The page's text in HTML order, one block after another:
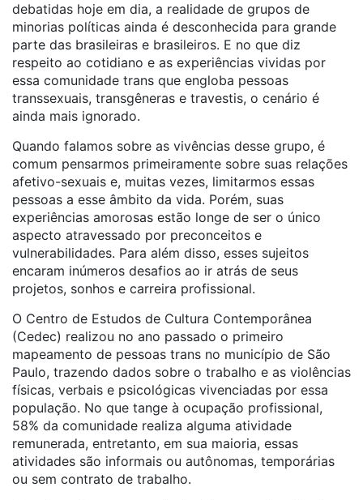
debatidas hoje em dia, a realidade de grupos de
minorias políticas ainda é desconhecida para grande
parte das brasileiras e brasileiros. E no que diz
respeito ao cotidiano e as experiências vividas por
essa comunidade trans que engloba pessoas
transsexuais, transgêneras e travestis, o cenário é
ainda mais ignorado.
Quando falamos sobre as vivências desse grupo, é
comum pensarmos primeiramente sobre suas relações
afetivo-sexuais e, muitas vezes, limitarmos essas
pessoas a esse âmbito da vida. Porém, suas
experiências amorosas estão longe de ser o único
aspecto atravessado por preconceitos e
vulnerabilidades. Para além disso, esses sujeitos
encaram inúmeros desafios ao ir atrás de seus
projetos, sonhos e carreira profissional.
O Centro de Estudos de Cultura Contemporânea
(Cedec) realizou no ano passado o primeiro
mapeamento de pessoas trans no município de São
Paulo, trazendo dados sobre o trabalho e as violências
físicas, verbais e psicológicas vivenciadas por essa
população. No que tange à ocupação profissional,
58% da comunidade realiza alguma atividade
remunerada, entretanto, em sua maioria, essas
atividades são informais ou autônomas, temporárias
ou sem contrato de trabalho.